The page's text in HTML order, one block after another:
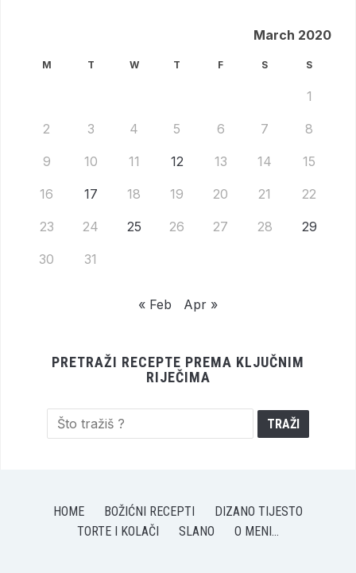
March 2020
M T W T F S S
1
2 3 4 5 6 7 8
9 10 11 12 13 14 15
16 17 18 19 20 21 22
23 24 25 26 27 28 29
30 31
« Feb Apr »
PRETRAŽI RECEPTE PREMA KLJUČNIM
RIJEČIMA
HOME BOŽIĆNI RECEPTI
DIZANO TIJESTO
TORTE I KOLAČI
SLANO O MENI…